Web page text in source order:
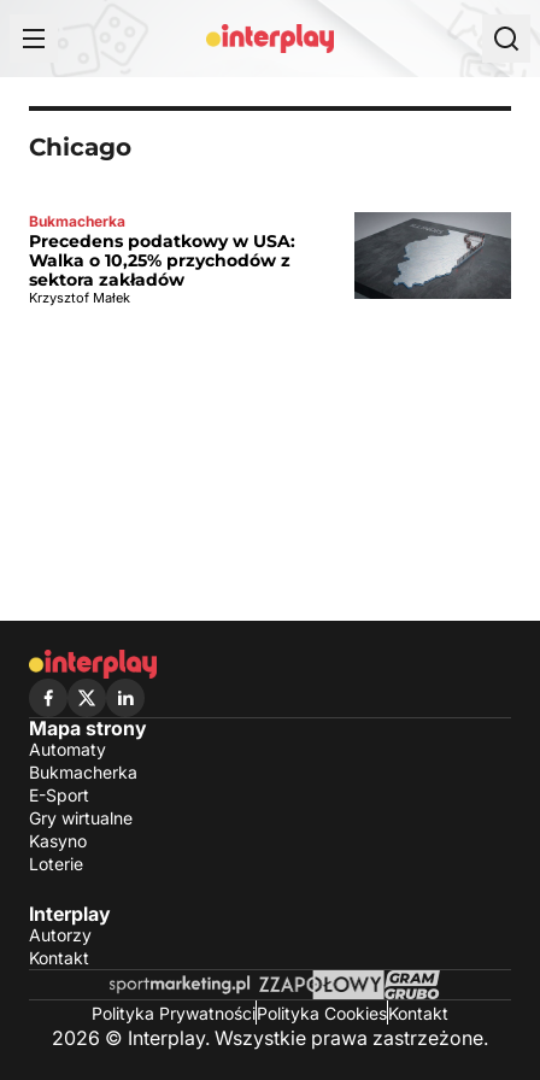
Chicago
Bukmacherka
Precedens podatkowy w USA:
Walka o 10,25% przychodów z
sektora zakładów
Krzysztof Małek
Mapa strony
Automaty
Bukmacherka
E-Sport
Gry wirtualne
Kasyno
Loterie
Interplay
Autorzy
Kontakt
Polityka PrywatnościPolityka CookiesKontakt
2026 © Interplay. Wszystkie prawa zastrzeżone.